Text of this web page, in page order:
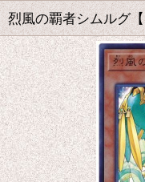
烈風の覇者シムルグ